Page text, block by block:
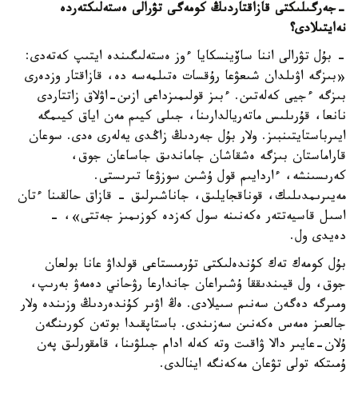
-جەرگىلىكتى قازاقتاردىڭ كومەگى تۋرالى ەستەلىكتەردە
نەايتىلادى؟
- بۇل تۋرالى اننا ساۆينسكايا ءوز ەستەلىگىندە ايتىپ كەتەدى:
«بىزگە اۋىلدان شىعۋعا رۇقسات ەتىلمەسە دە، قازاقتار وزدەرى
بىزگە ءجيى كەلەتىن. ءبىز قولىمىزداعى ازىن-اۋلاق زاتتاردى
نانعا، قۇرىلىس ماتەريالدارىنا، جىلى كيىم مەن اياق كيىمگە
ايىرباستايتىنبىز. ولار بۇل جەردىڭ زاڭدى يەلەرى ەدى. سوعان
قاراماستان بىزگە ەشقاشان جاماندىق جاساعان جوق،
كەرىسىنشە، ءاردايىم قول ۇشىن سوزۋعا تىرىستى.
مەيىرىمدىلىك، قوناقجايلىق، جاناشىرلىق - قازاق حالقىنا ءتان
اسىل قاسيەتتەر ەكەنىنە سول كەزدە كوزىمىز جەتتى»، -
دەيدى ول.
بۇل كومەك تەك كۇندەلىكتى تۇرمىستاعى قولداۋ عانا بولعان
جوق، ول قيىندىققا ۇشىراعان جاندارعا رۋحاني دەمەۋ بەرىپ،
ومىرگە دەگەن سەنىم سىيلادى. ەڭ اۋىر كۇندەردىڭ وزىندە ولار
جالعىز ەمەس ەكەنىن سەزىندى. باستاپقىدا بوتەن كورىنگەن
ۇلان-عايىر دالا ۋاقىت وتە كەلە ادام جىلۋىنا، قامقورلىق پەن
ۇمىتكە تولى تۋعان مەكەنگە اينالدى.